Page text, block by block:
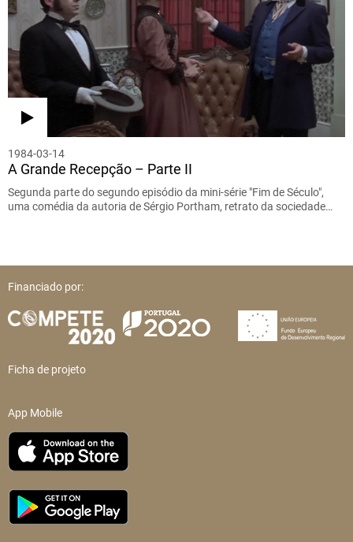
1984-03-14
A Grande Recepção – Parte II
Segunda parte do segundo episódio da mini-série "Fim de Século",
uma comédia da autoria de Sérgio Portham, retrato da sociedade…
Financiado por:
Ficha de projeto
App Mobile